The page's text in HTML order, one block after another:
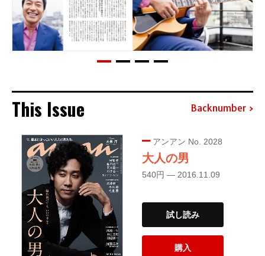
This Issue Backnumber
アンアン No. 2028
大人の男
540円 — 2016.11.09
試し読み
購入